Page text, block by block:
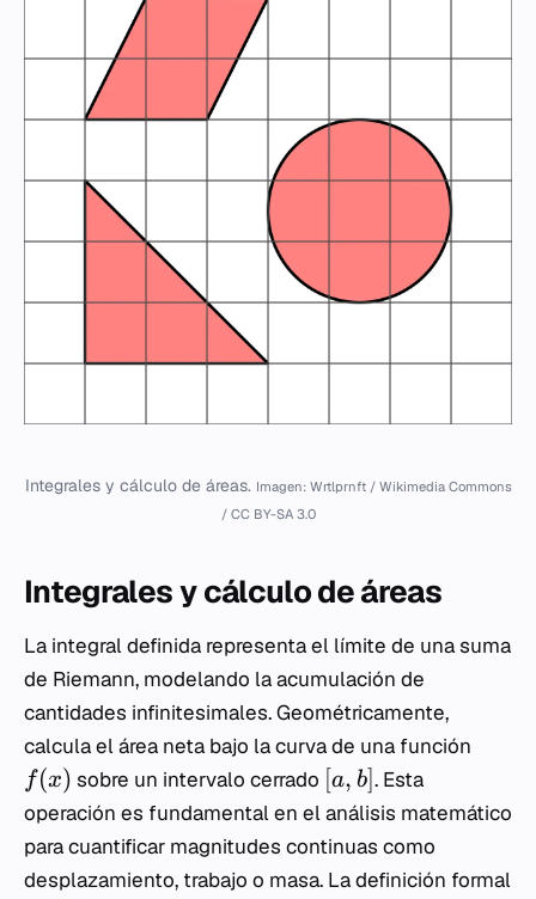
Integrales y cálculo de áreas. Imagen: Wrtlprnft / Wikimedia Commons
/ CC BY-SA 3.0
Integrales y cálculo de áreas
La integral definida representa el límite de una suma
de Riemann, modelando la acumulación de
cantidades infinitesimales. Geométricamente,
calcula el área neta bajo la curva de una función
f (x) sobre un intervalo cerrado [a, b] . Esta
operación es fundamental en el análisis matemático
para cuantificar magnitudes continuas como
desplazamiento, trabajo o masa. La definición formal